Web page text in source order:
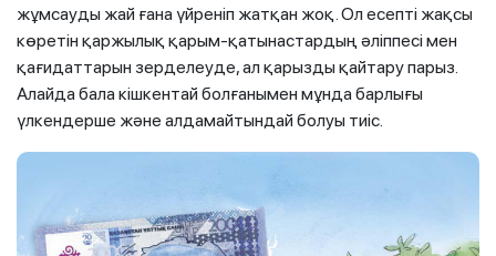
жұмсауды жай ғана үйреніп жатқан жоқ. Ол есепті жақсы
көретін қаржылық қарым-қатынастардың әліппесі мен
қағидаттарын зерделеуде, ал қарызды қайтару парыз.
Алайда бала кішкентай болғанымен мұнда барлығы
үлкендерше және алдамайтындай болуы тиіс.